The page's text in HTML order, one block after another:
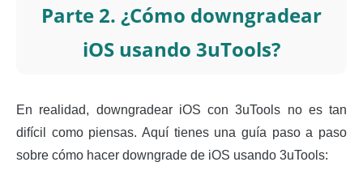
Parte 2. ¿Cómo downgradear
iOS usando 3uTools?
En realidad, downgradear iOS con 3uTools no es tan
difícil como piensas. Aquí tienes una guía paso a paso
sobre cómo hacer downgrade de iOS usando 3uTools: